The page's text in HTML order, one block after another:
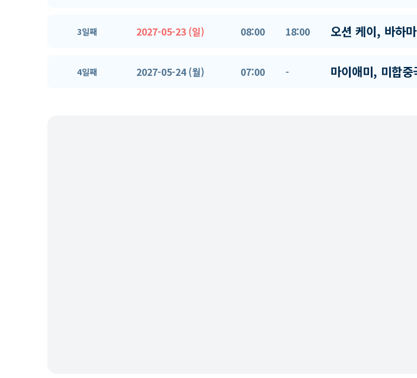
3일째 2027-05-23 (일) 08:00 18:00 오션 케이, 바하마
4일째 2027-05-24 (월) 07:00 - 마이애미, 미합중